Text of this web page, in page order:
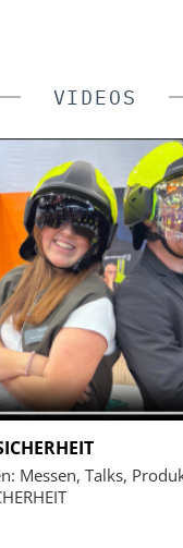
VIDEOS
Messen, Talks,